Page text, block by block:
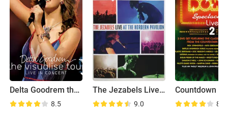
Delta Goodrem the Visualise Tour
8.5
The Jezabels Live at the Hordern
9.0 8.9